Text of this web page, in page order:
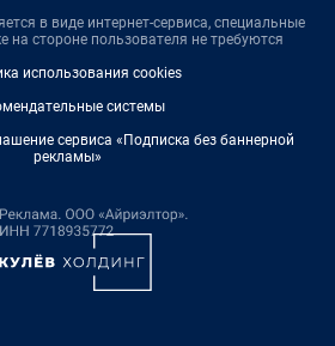
в виде интернет-сервиса, специальные
на стороне пользователя не требуются
использования cookies
системы
сервиса «Подписка без баннерной
рекламы»